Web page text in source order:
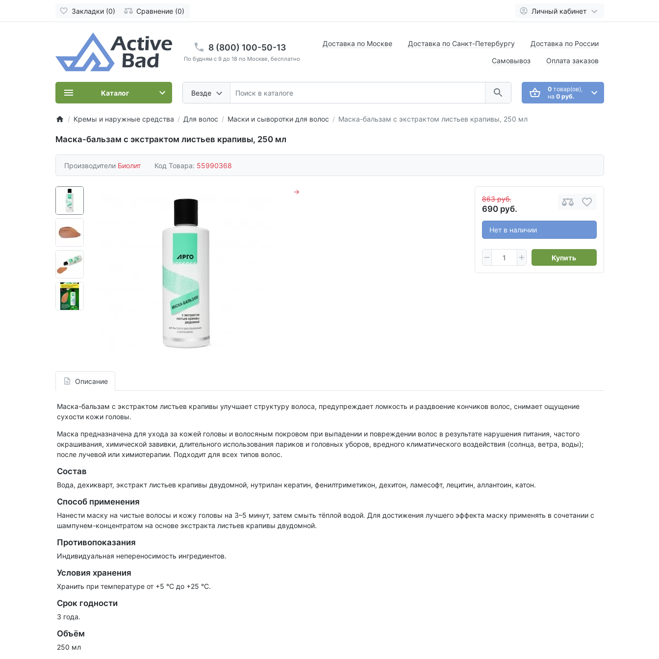
Закладки (0) Сравнение (0) Личный кабинет
8 (800) 100-50-13
По будням с 9 до 18 по Москве, бесплатно
Везде
Доставка по Москве Доставка по Санкт-Петербургу Доставка по России
Самовывоз Оплата заказов
0товар(ов),
на 0 руб.
Каталог
Кремы и наружные средства Для волос Маски и сыворотки для волос Маска-бальзам с экстрактом листьев крапивы, 250 мл
Маска-бальзам с экстрактом листьев крапивы, 250 мл
Производители Биолит Код Товара: 55990368
863 руб.
690 руб.
Нет в наличии
Купить
→
Описание
Маска-бальзам с экстрактом листьев крапивы улучшает структуру волоса, предупреждает ломкость и раздвоение кончиков волос, снимает ощущение
сухости кожи головы.
Маска предназначена для ухода за кожей головы и волосяным покровом при выпадении и повреждении волос в результате нарушения питания, частого
окрашивания, химической завивки, длительного использования париков и головных уборов, вредного климатического воздействия (солнца, ветра, воды);
после лучевой или химиотерапии. Подходит для всех типов волос.
Состав
Вода, дехикварт, экстракт листьев крапивы двудомной, нутрилан кератин, фенилтриметикон, дехитон, ламесофт, лецитин, аллантоин, катон.
Способ применения
Нанести маску на чистые волосы и кожу головы на 3–5 минут, затем смыть тёплой водой. Для достижения лучшего эффекта маску применять в сочетании с
шампунем-концентратом на основе экстракта листьев крапивы двудомной.
Противопоказания
Индивидуальная непереносимость ингредиентов.
Условия хранения
Хранить при температуре от +5 °С до +25 °С.
Срок годности
3 года.
Объём
250 мл